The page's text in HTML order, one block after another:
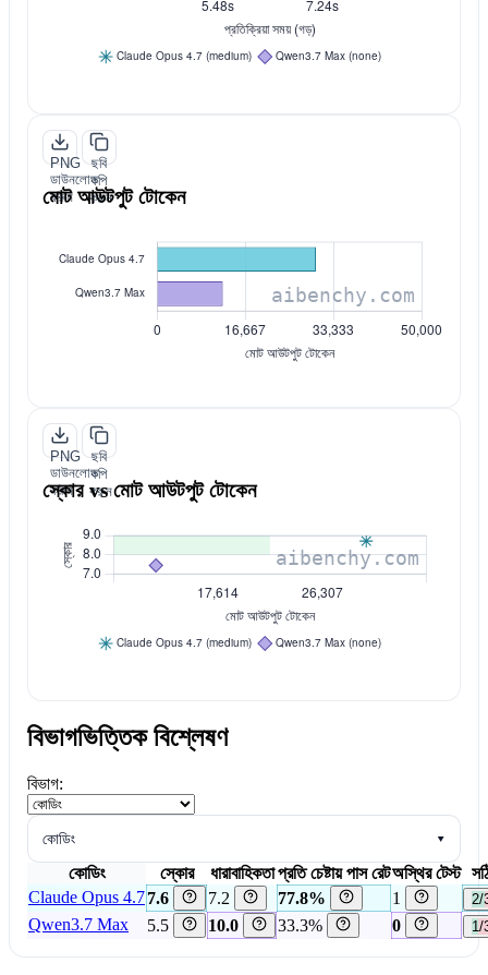
PNG
ডাউনলোড
করুন
ছবি
কপি
করুন
মোট আউটপুট টোকেন
PNG
ডাউনলোড
করুন
ছবি
কপি
করুন
স্কোর vs মোট আউটপুট টোকেন
বিভাগভিত্তিক বিশ্লেষণ
বিভাগ:
কোডিং ▾
কোডিং স্কোর ধারাবাহিকতা প্রতি চেষ্টায় পাস রেটঅস্থির টেস্ট
Claude Opus 4.77.6 7.2 77.8% 1 2/
Qwen3.7 Max 5.5 10.0 33.3% 0 1/